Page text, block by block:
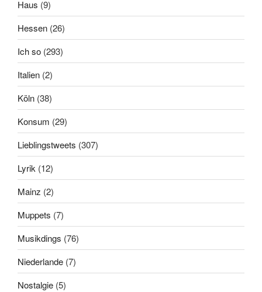
Haus (9)
Hessen (26)
Ich so (293)
Italien (2)
Köln (38)
Konsum (29)
Lieblingstweets (307)
Lyrik (12)
Mainz (2)
Muppets (7)
Musikdings (76)
Niederlande (7)
Nostalgie (5)